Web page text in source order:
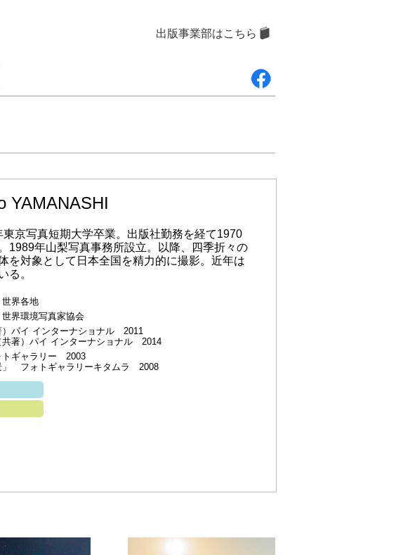
出版事業部はこちら
京写真短期大学卒業。出版社勤務を経て1970
1989年山梨写真事務所設立。以降、四季折々の
を対象として日本全国を精力的に撮影。近年は
る。
界各地
界環境写真家協会
）パイ インターナショナル 2011
著）パイ インターナショナル 2014
トギャラリー 2003
」 フォトギャラリーキタムラ 2008